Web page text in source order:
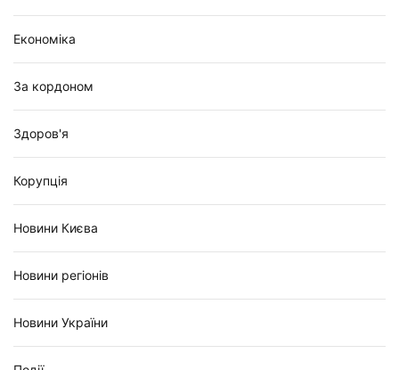
Економіка
За кордоном
Здоров'я
Корупція
Новини Києва
Новини регіонів
Новини України